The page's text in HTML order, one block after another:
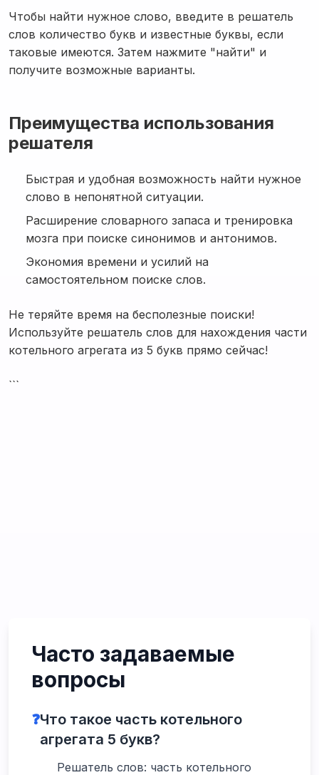
Чтобы найти нужное слово, введите в решатель
слов количество букв и известные буквы, если
таковые имеются. Затем нажмите "найти" и
получите возможные варианты.
Преимущества использования
решателя
Быстрая и удобная возможность найти нужное
слово в непонятной ситуации.
Расширение словарного запаса и тренировка
мозга при поиске синонимов и антонимов.
Экономия времени и усилий на
самостоятельном поиске слов.
Не теряйте время на бесполезные поиски!
Используйте решатель слов для нахождения части
котельного агрегата из 5 букв прямо сейчас!
```
Часто задаваемые
вопросы
❓Что такое часть котельного
агрегата 5 букв?
Решатель слов: часть котельного